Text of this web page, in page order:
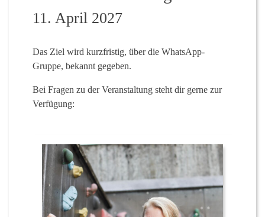
11. April 2027
Das Ziel wird kurzfristig, über die WhatsApp-
Gruppe, bekannt gegeben.
Bei Fragen zu der Veranstaltung steht dir gerne zur
Verfügung: